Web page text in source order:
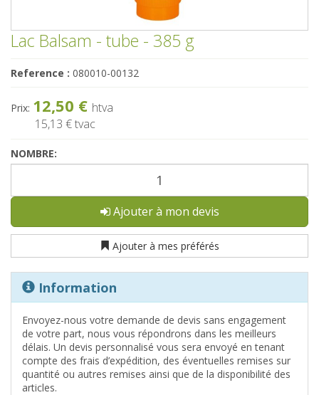
Lac Balsam - tube - 385 g
Reference : 080010-00132
Prix: 12,50 € htva
15,13 €tvac
NOMBRE:
Ajouter à mon devis
Ajouter à mes préférés
Information
Envoyez-nous votre demande de devis sans engagement
de votre part, nous vous répondrons dans les meilleurs
délais. Un devis personnalisé vous sera envoyé en tenant
compte des frais d’expédition, des éventuelles remises sur
quantité ou autres remises ainsi que de la disponibilité des
articles.